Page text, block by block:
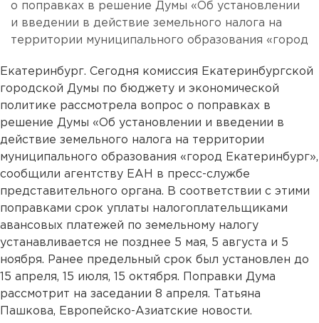
о поправках в решение Думы «Об установлении
и введении в действие земельного налога на
территории муниципального образования «город
Екатеринбург. Сегодня комиссия Екатеринбургской
городской Думы по бюджету и экономической
политике рассмотрела вопрос о поправках в
решение Думы «Об установлении и введении в
действие земельного налога на территории
муниципального образования «город Екатеринбург»,
сообщили агентству ЕАН в пресс-службе
представительного органа. В соответствии с этими
поправками срок уплаты налогоплательщиками
авансовых платежей по земельному налогу
устанавливается не позднее 5 мая, 5 августа и 5
ноября. Ранее предельный срок был установлен до
15 апреля, 15 июля, 15 октября. Поправки Дума
рассмотрит на заседании 8 апреля. Татьяна
Пашкова, Европейско-Азиатские новости.